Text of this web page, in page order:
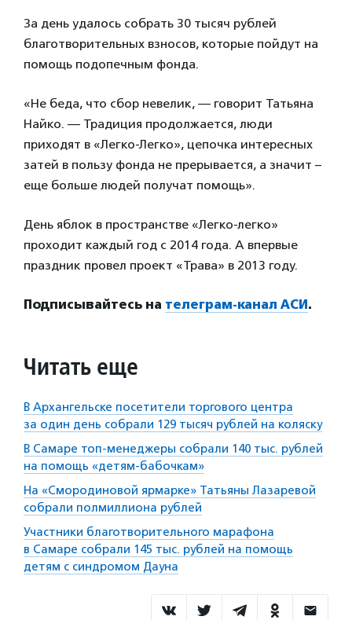
За день удалось собрать 30 тысяч рублей
благотворительных взносов, которые пойдут на
помощь подопечным фонда.
«Не беда, что сбор невелик, — говорит Татьяна
Найко. — Традиция продолжается, люди
приходят в «Легко-Легко», цепочка интересных
затей в пользу фонда не прерывается, а значит –
еще больше людей получат помощь».
День яблок в пространстве «Легко-легко»
проходит каждый год с 2014 года. А впервые
праздник провел проект «Трава» в 2013 году.
Подписывайтесь на телеграм-канал АСИ.
Читать еще
В Архангельске посетители торгового центра
за один день собрали 129 тысяч рублей на коляску
В Самаре топ-менеджеры собрали 140 тыс. рублей
на помощь «детям-бабочкам»
На «Смородиновой ярмарке» Татьяны Лазаревой
собрали полмиллиона рублей
Участники благотворительного марафона
в Самаре собрали 145 тыс. рублей на помощь
детям с синдромом Дауна